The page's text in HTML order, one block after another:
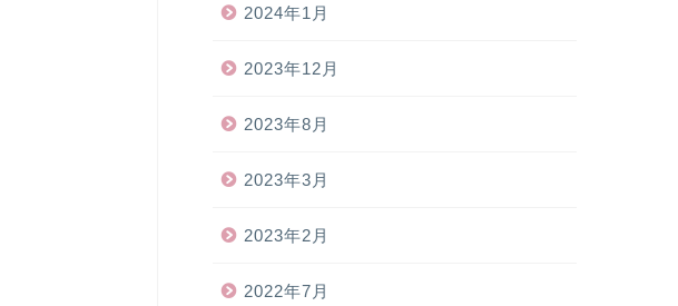
2024年1月
2023年12月
2023年8月
2023年3月
2023年2月
2022年7月